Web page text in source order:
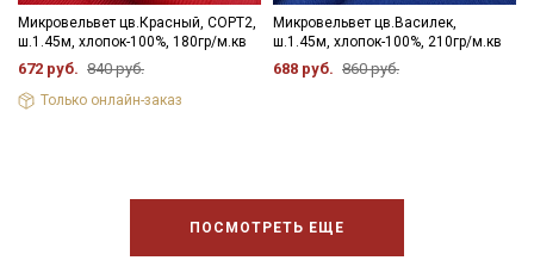
Микровельвет цв.Красный, СОРТ2,
ш.1.45м, хлопок-100%, 180гр/м.кв
672 руб. 840 руб.
Только онлайн-заказ
Микровельвет цв.Василек,
ш.1.45м, хлопок-100%, 210гр/м.кв
688 руб. 860 руб.
ПОСМОТРЕТЬ ЕЩЕ
ДаюСогласие на получение рекламных и
информационных рассылок